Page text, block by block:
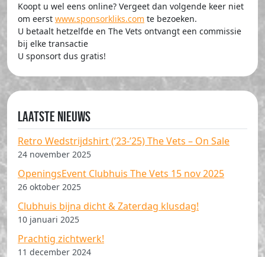
Koopt u wel eens online? Vergeet dan volgende keer niet
om eerst www.sponsorkliks.com te bezoeken.
U betaalt hetzelfde en The Vets ontvangt een commissie
bij elke transactie
U sponsort dus gratis!
Laatste nieuws
Retro Wedstrijdshirt (’23-’25) The Vets – On Sale
24 november 2025
OpeningsEvent Clubhuis The Vets 15 nov 2025
26 oktober 2025
Clubhuis bijna dicht & Zaterdag klusdag!
10 januari 2025
Prachtig zichtwerk!
11 december 2024